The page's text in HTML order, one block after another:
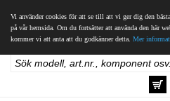
Vi använder cookies för att se till att vi ger dig den
på vår hemsida. Om du fortsätter att använda den här
kommer vi att anta att du godkänner detta. Mer